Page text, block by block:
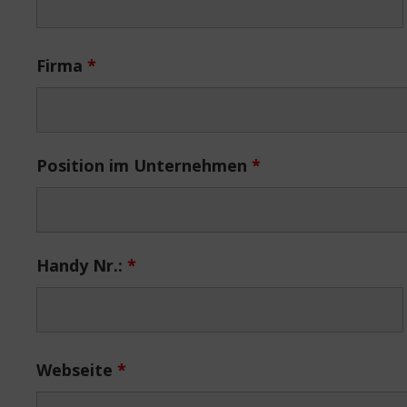
Firma *
Position im Unternehmen *
Handy Nr.: *
Webseite *